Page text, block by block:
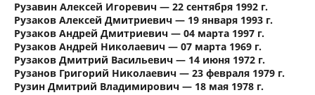
Рузавин Алексей Игоревич — 22 сентября 1992 г.
Рузаков Алексей Дмитриевич — 19 января 1993 г.
Рузаков Андрей Дмитриевич — 04 марта 1997 г.
Рузаков Андрей Николаевич — 07 марта 1969 г.
Рузаков Дмитрий Васильевич — 14 июня 1972 г.
Рузанов Григорий Николаевич — 23 февраля 1979 г.
Рузин Дмитрий Владимирович — 18 мая 1978 г.